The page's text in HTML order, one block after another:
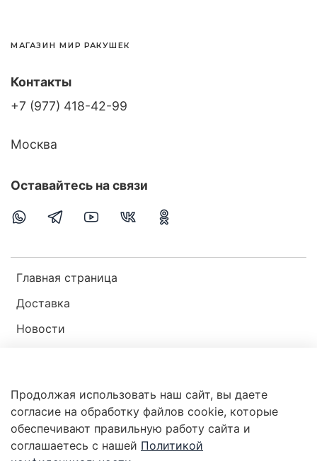
МАГАЗИН МИР РАКУШЕК
Главная страница
Доставка
Новости
Политика конфиденциальности
Контакты
+7 (977) 418-42-99
Москва
Оставайтесь на связи
Магазин мир ракушек
Продолжая использовать наш сайт, вы даете
согласие на обработку файлов cookie, которые
обеспечивают правильную работу сайта и
соглашаетесь с нашей Политикой